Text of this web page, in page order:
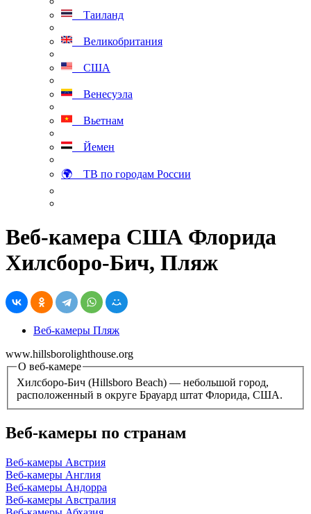
Таиланд
Великобритания
США
Венесуэла
Вьетнам
Йемен
🌍 ТВ по городам России
Веб-камера США Флорида
Хилсборо-Бич, Пляж
Веб-камеры Пляж
www.hillsborolighthouse.org
О веб-камере
Хилсборо-Бич (Hillsboro Beach) — небольшой город,
расположенный в округе Брауард штат Флорида, США.
Веб-камеры по странам
Веб-камеры Австрия
Веб-камеры Англия
Веб-камеры Андорра
Веб-камеры Австралия